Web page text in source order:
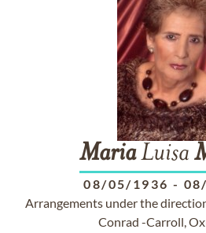
MariaLuisa
08/05/1936 -
Arrangements under the
Conrad -Carroll,